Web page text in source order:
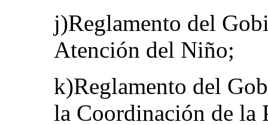
j)Reglamento del
Atención del Niño;
k)Reglamento del
la Coordinación de la